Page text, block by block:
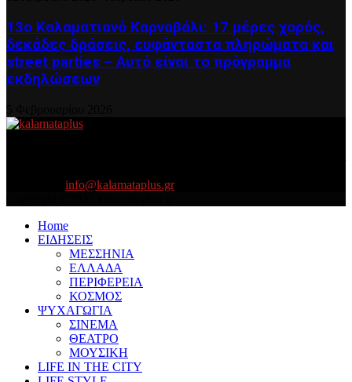
13ο Καλαματιανό Καρναβάλι: 17 μέρες χορός,
δεκάδες δράσεις, ευφάνταστα πληρώματα και
street parties – Αυτό είναι το πρόγραμμα
εκδηλώσεων
info@kalamataplus.gr
Home
ΕΙΔΗΣΕΙΣ
ΜΕΣΣΗΝΙΑ
ΕΛΛΑΔΑ
ΠΕΡΙΦΕΡΕΙΑ
ΚΟΣΜΟΣ
ΨΥΧΑΓΩΓΙΑ
ΣΙΝΕΜΑ
ΘΕΑΤΡΟ
ΜΟΥΣΙΚΗ
LIFE IN THE CITY